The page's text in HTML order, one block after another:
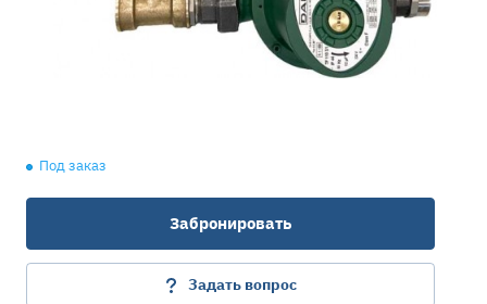
Под заказ
Забронировать
Задать вопрос